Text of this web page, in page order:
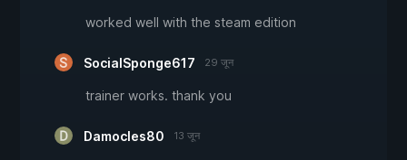
worked well with the steam edition
SocialSponge617 29 जून
trainer works. thank you
Damocles80 13 जून